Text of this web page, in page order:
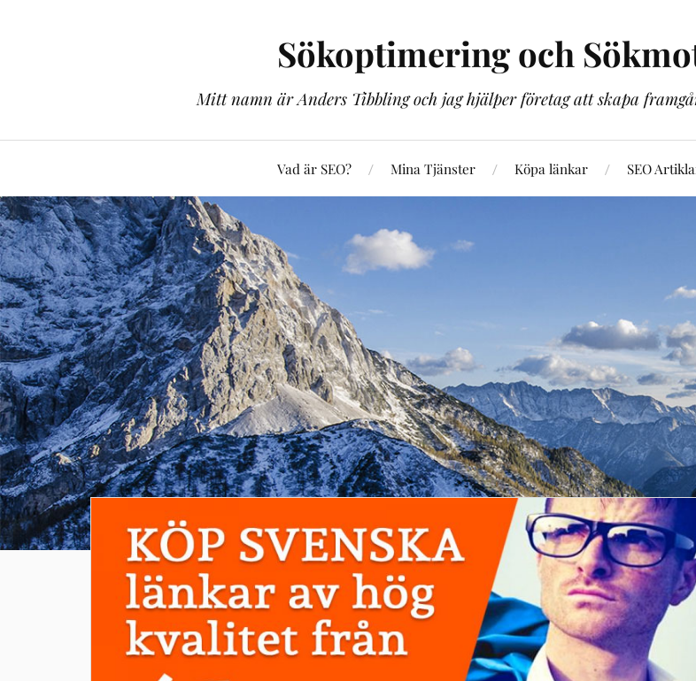
Sökoptimering och
Mitt namn är Anders Tibbling och jag hjälper företag att skapa
Vad är SEO? Mina Tjänster Köpa länkar SEO